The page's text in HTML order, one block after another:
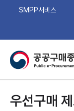
SMPP서비스
우선구매